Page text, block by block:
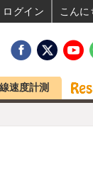
速度計測
ログイン こん